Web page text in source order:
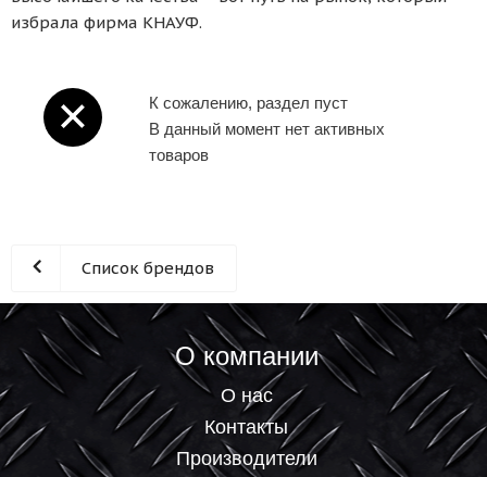
избрала фирма КНАУФ.
К сожалению, раздел пуст
В данный момент нет активных
товаров
Список брендов
О компании
О нас
Контакты
Производители